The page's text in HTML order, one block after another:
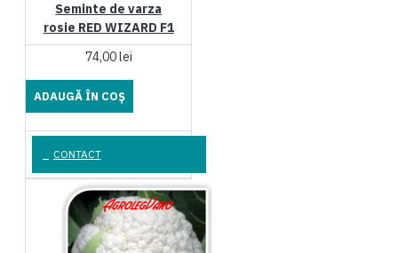
Seminte de varza
rosie RED WIZARD F1
74,00 lei
ADAUGĂ ÎN COŞ
CONTACT